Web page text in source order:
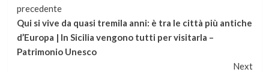
Continua
a
leggere
precedente
Qui si vive da quasi tremila anni: è tra le città più antiche
d’Europa | In Sicilia vengono tutti per visitarla –
Patrimonio Unesco
Next